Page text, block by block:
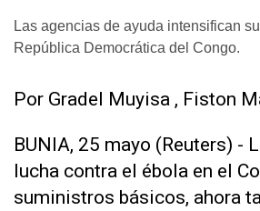
Las agencias de ayuda intensifican
República Democrática del Congo.
Por Gradel Muyisa , Fiston
BUNIA, 25 mayo (Reuters) -
lucha contra el ébola en el
suministros básicos, ‌ahora